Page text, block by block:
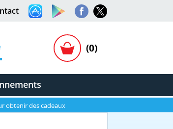
(0)
obtenir des cadeaux